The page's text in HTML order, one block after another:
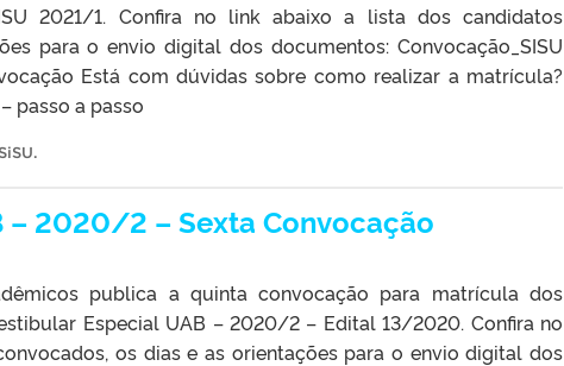
2021/1. Confira no link abaixo a lista dos candidatos
para o envio digital dos documentos: Convocação_SISU
Está com dúvidas sobre como realizar a matrícula?
passo a passo
.
– 2020/2 – Sexta Convocação
publica a quinta convocação para matrícula dos
Especial UAB – 2020/2 – Edital 13/2020. Confira no
os dias e as orientações para o envio digital dos